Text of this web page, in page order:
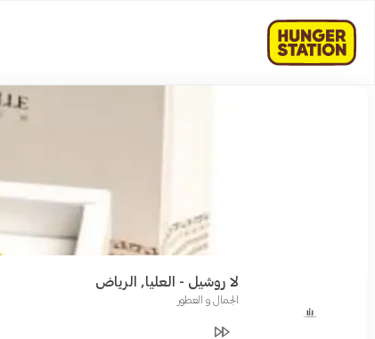
لا روشيل - العليا, الرياض
الجمال و العطور